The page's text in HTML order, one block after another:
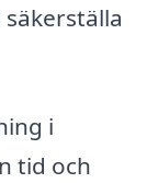
i
tid och